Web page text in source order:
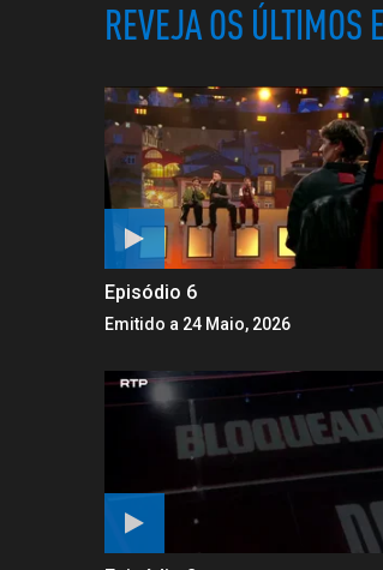
REVEJA OS ÚLTIMOS
Episódio 6
Emitido a 24 Maio, 2026